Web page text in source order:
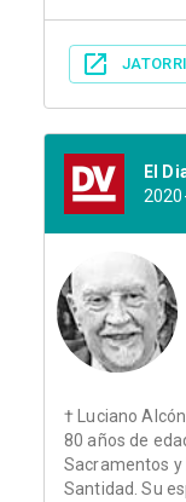
El
† Luciano
80 años de
Sacramentos y
Santidad. Su